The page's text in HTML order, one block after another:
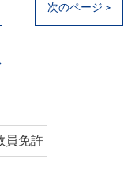
次のページ >
員免許